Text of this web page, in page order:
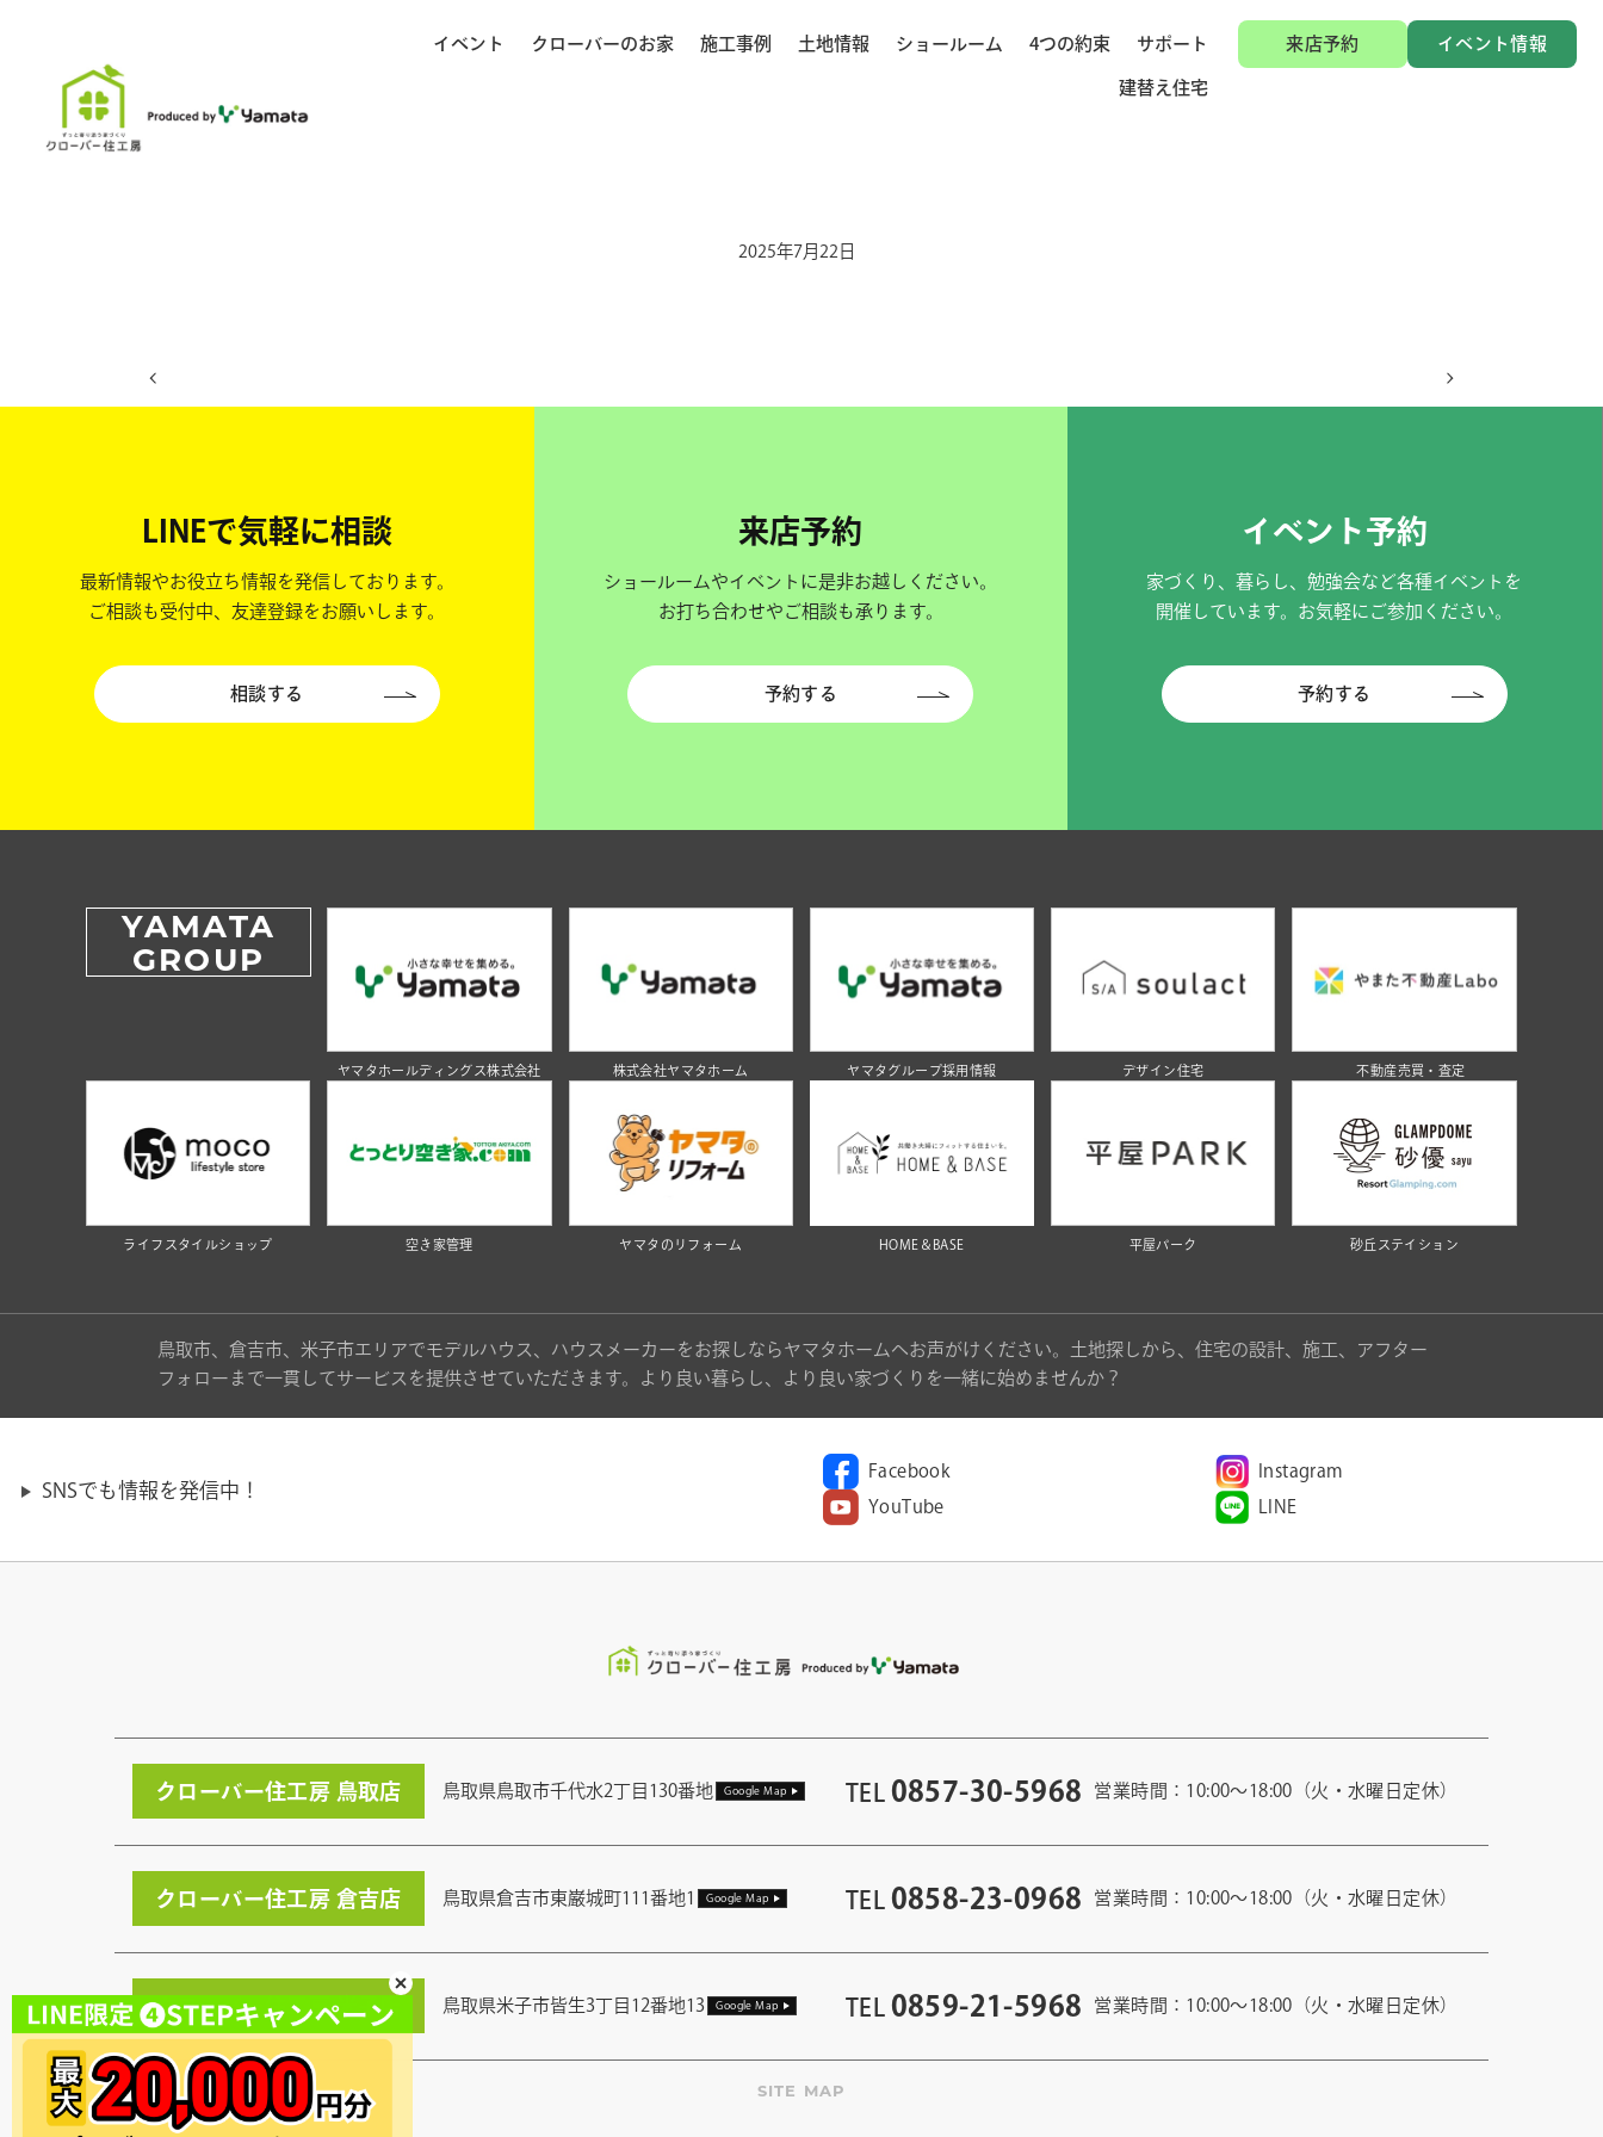
イベント クローバーのお家 施工事例 土地情報 ショールーム 4つの約束 サポート
建替え住宅
来店予約 イベント情報
ホーム イベント日程
2025年7月22日
LINEで気軽に相談
最新情報やお役立ち情報を発信しております。
ご相談も受付中、友達登録をお願いします。
相談する
来店予約
ショールームやイベントに是非お越しください。
お打ち合わせやご相談も承ります。
予約する
イベント予約
家づくり、暮らし、勉強会など各種イベントを
開催しています。お気軽にご参加ください。
予約する
YAMATA
GROUP
ヤマタホールディングス株式会社 株式会社ヤマタホーム ヤマタグループ採用情報 デザイン住宅 不動産売買・査定
ライフスタイルショップ 空き家管理 ヤマタのリフォーム HOME＆BASE 平屋パーク 砂丘ステイション
鳥取市、倉吉市、米子市エリアでモデルハウス、ハウスメーカーをお探しならヤマタホームへお声がけください。土地探しから、住宅の設計、施工、アフター
フォローまで一貫してサービスを提供させていただきます。より良い暮らし、より良い家づくりを一緒に始めませんか？
SNSでも情報を発信中！
Facebook
Instagram
YouTube
LINE
クローバー住工房 鳥取店 鳥取県鳥取市千代水2丁目130番地 Google Map TEL 0857-30-5968 営業時間：10:00〜18:00（火・水曜日定休）
クローバー住工房 倉吉店 鳥取県倉吉市東巌城町111番地1 Google Map TEL 0858-23-0968 営業時間：10:00〜18:00（火・水曜日定休）
クローバー住工房 米子店 鳥取県米子市皆生3丁目12番地13 Google Map TEL 0859-21-5968 営業時間：10:00〜18:00（火・水曜日定休）
SITE MAP